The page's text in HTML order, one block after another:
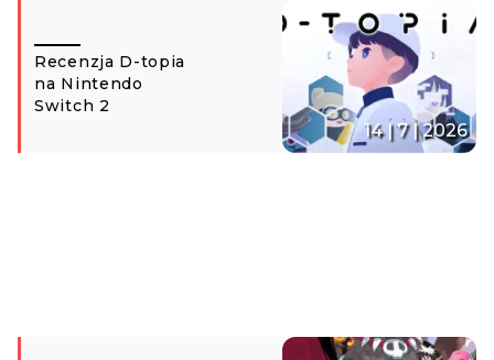
Recenzja D-topia
na Nintendo
Switch 2
14 | 7 | 2026